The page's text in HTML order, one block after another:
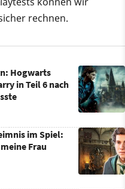
rechnen.
Hogwarts
in Teil 6 nach
im Spiel:
Frau